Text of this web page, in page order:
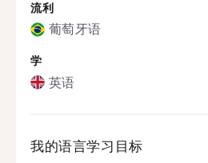
流利
葡萄牙语
学
英语
我的语言学习目标